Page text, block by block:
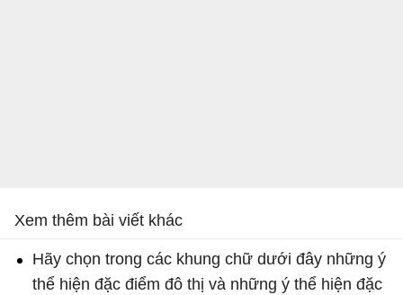
Xem thêm bài viết khác
Hãy chọn trong các khung chữ dưới đây những ý
thể hiện đặc điểm đô thị và những ý thể hiện đặc